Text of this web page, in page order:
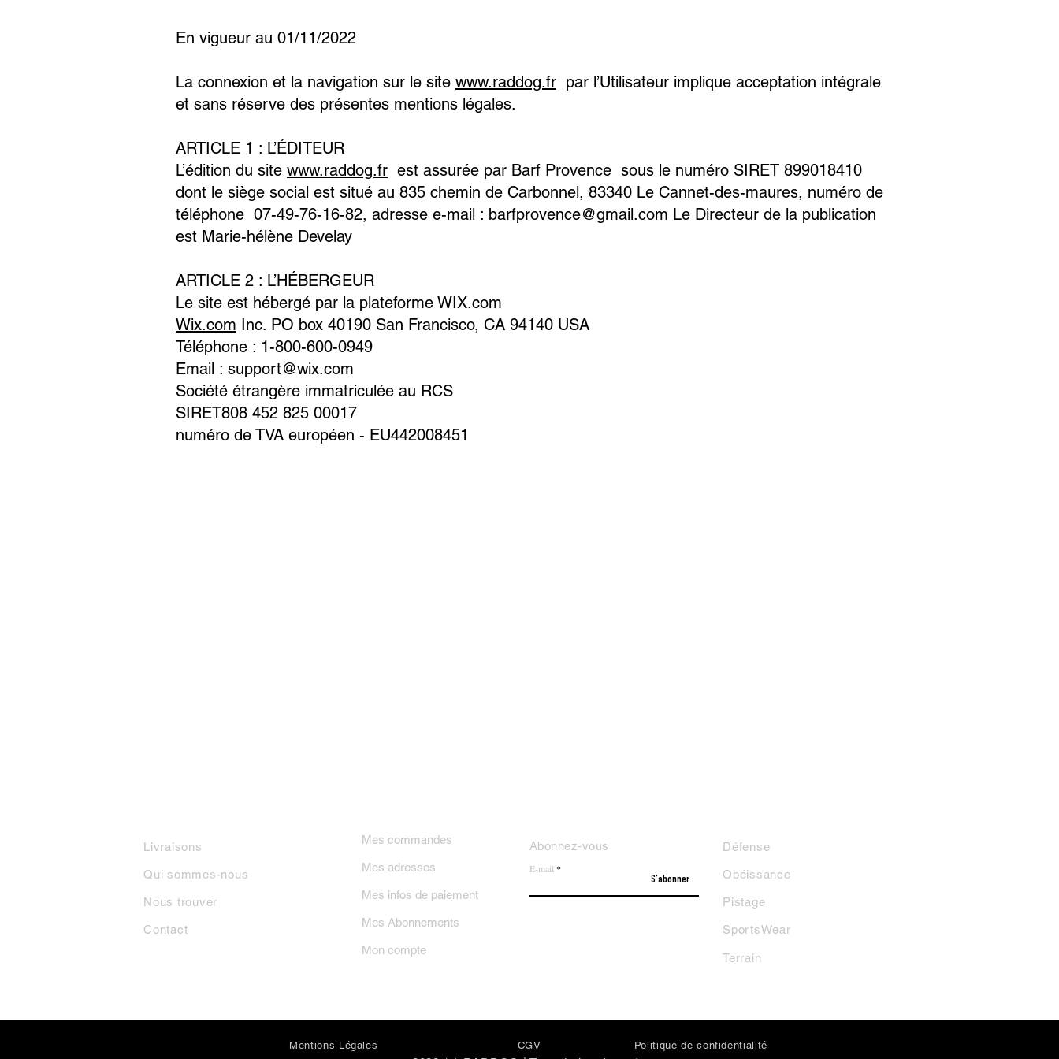
En vigueur au 01/11/2022
La connexion et la navigation sur le site www.raddog.fr par l’Utilisateur implique acceptation intégrale
et sans réserve des présentes mentions légales.
ARTICLE 1 : L’ÉDITEUR
L’édition du site www.raddog.fr est assurée par Barf Provence sous le numéro SIRET 899018410
dont le siège social est situé au 835 chemin de Carbonnel, 83340 Le Cannet-des-maures, numéro de
téléphone 07-49-76-16-82, adresse e-mail : barfprovence@gmail.com Le Directeur de la publication
est Marie-hélène Develay
ARTICLE 2 : L’HÉBERGEUR
Le site est hébergé par la plateforme WIX.com
Wix.com Inc. PO box 40190 San Francisco, CA 94140 USA
Téléphone : 1-800-600-0949
Email : support@wix.com
Société étrangère immatriculée au RCS
SIRET808 452 825 00017
numéro de TVA européen - EU442008451
Livraisons
Qui sommes-nous
Nous trouver
Contact
Abonnez-vous
E-mail
S'abonner
Défense
Obéissance
Pistage
SportsWear
Terrain
Mes commandes
Mes adresses
Mes infos de paiement
Mes Abonnements
Mon compte
Mentions Légales CGV Politique de confidentialité